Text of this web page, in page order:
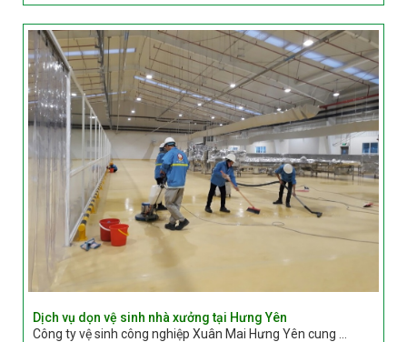
Dịch vụ dọn vệ sinh nhà xưởng tại Hưng Yên
Công ty vệ sinh công nghiệp Xuân Mai Hưng Yên cung ...